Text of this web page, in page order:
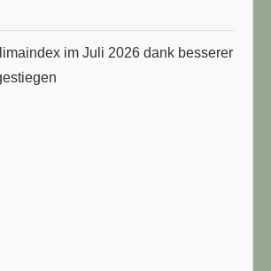
im Juli 2026 dank besserer